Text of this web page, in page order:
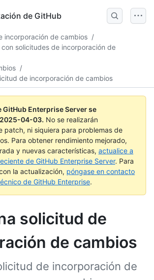
de GitHub
incorporación de cambios /
con solicitudes de incorporación de
/
de incorporación de cambios
GitHub Enterprise Server se
2025-04-03. No se realizarán
patch, ni siquiera para problemas de
Para obtener rendimiento mejorado,
y nuevas características, actualice a
de GitHub Enterprise Server. Para
la actualización, póngase en contacto
de GitHub Enterprise.
solicitud de
de cambios
de incorporación de